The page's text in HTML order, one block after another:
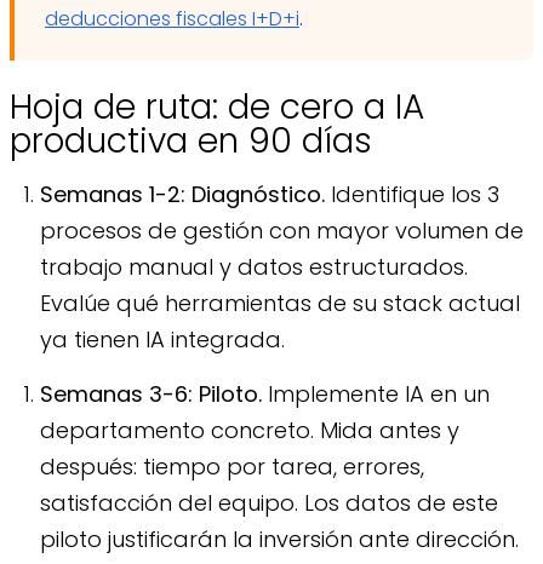
deducciones fiscales I+D+i.
Hoja de ruta: de cero a IA
productiva en 90 días
Semanas 1-2: Diagnóstico. Identifique los 3
procesos de gestión con mayor volumen de
trabajo manual y datos estructurados.
Evalúe qué herramientas de su stack actual
ya tienen IA integrada.
Semanas 3-6: Piloto. Implemente IA en un
departamento concreto. Mida antes y
después: tiempo por tarea, errores,
satisfacción del equipo. Los datos de este
piloto justificarán la inversión ante dirección.